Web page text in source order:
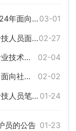
03-01
开考比例岗位的公告
02-27
面试公告
02-04
试名单公告
02-02
员的公告
01-24
笔试公告
01-23
员的公告